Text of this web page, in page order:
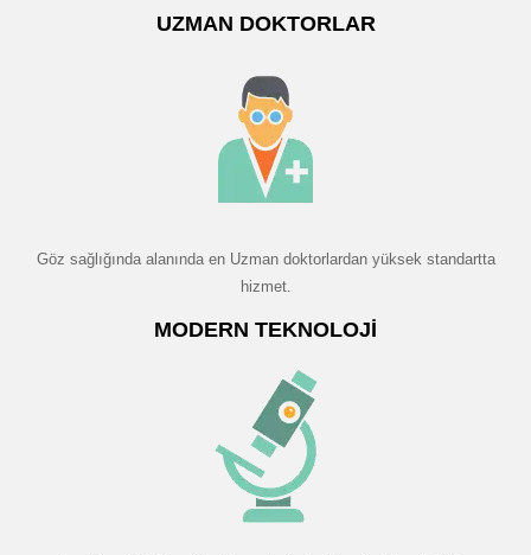
UZMAN DOKTORLAR
Göz sağlığında alanında en Uzman doktorlardan yüksek standartta
hizmet.
MODERN TEKNOLOJI